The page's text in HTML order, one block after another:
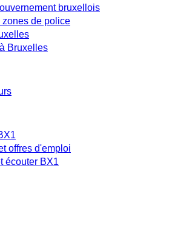
bruxellois
zones de police
Bruxelles
offres d'emploi
écouter BX1